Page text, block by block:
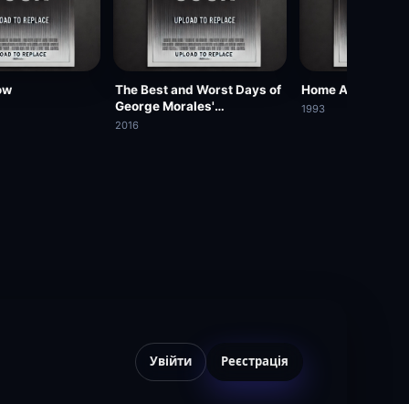
The Best and Worst Days of
George Morales'
Unnaturally Long Life
2016
Home Away from
1993
Увійти Реєстрація